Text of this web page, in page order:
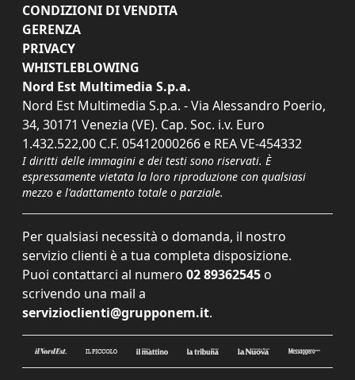
CONDIZIONI DI VENDITA
GERENZA
PRIVACY
WHISTLEBLOWING
Nord Est Multimedia S.p.a.
Nord Est Multimedia S.p.a. - Via Alessandro Poerio,
34, 30171 Venezia (VE). Cap. Soc. i.v. Euro
1.432.522,00 C.F. 05412000266 e REA VE-454332
I diritti delle immagini e dei testi sono riservati. È
espressamente vietata la loro riproduzione con qualsiasi
mezzo e l'adattamento totale o parziale.
Per qualsiasi necessità o domanda, il nostro
servizio clienti è a tua completa disposizione.
Puoi contattarci al numero 02 89362545 o
scrivendo una mail a
servizioclienti@grupponem.it.